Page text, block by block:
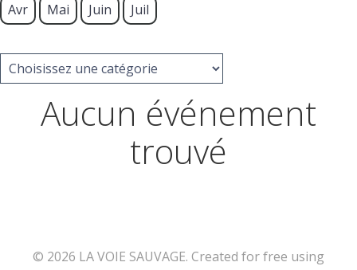
Avr Mai Juin Juil
Aucun événement
trouvé
© 2026 LA VOIE SAUVAGE. Created for free using